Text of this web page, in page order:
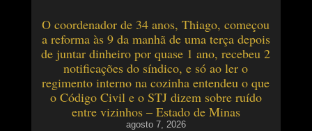
O coordenador de 34 anos, Thiago, começou
a reforma às 9 da manhã de uma terça depois
de juntar dinheiro por quase 1 ano, recebeu 2
notificações do síndico, e só ao ler o
regimento interno na cozinha entendeu o que
o Código Civil e o STJ dizem sobre ruído
entre vizinhos – Estado de Minas
agosto 7, 2026